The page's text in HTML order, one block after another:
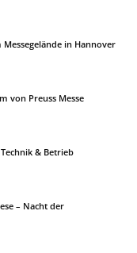
in Hannover
von Preuss Messe
& Betrieb
– Nacht der